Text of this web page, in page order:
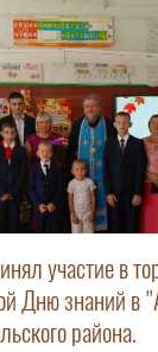
участие в
Дню знаний в
района.